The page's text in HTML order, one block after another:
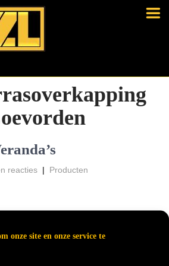
onze site en onze service te
reacties | Producten